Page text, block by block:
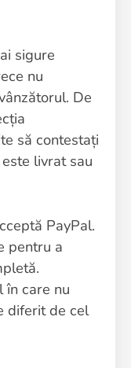
sigure
nu
De
să contestați
livrat sau
PayPal.
pentru a
în care nu
diferit de cel